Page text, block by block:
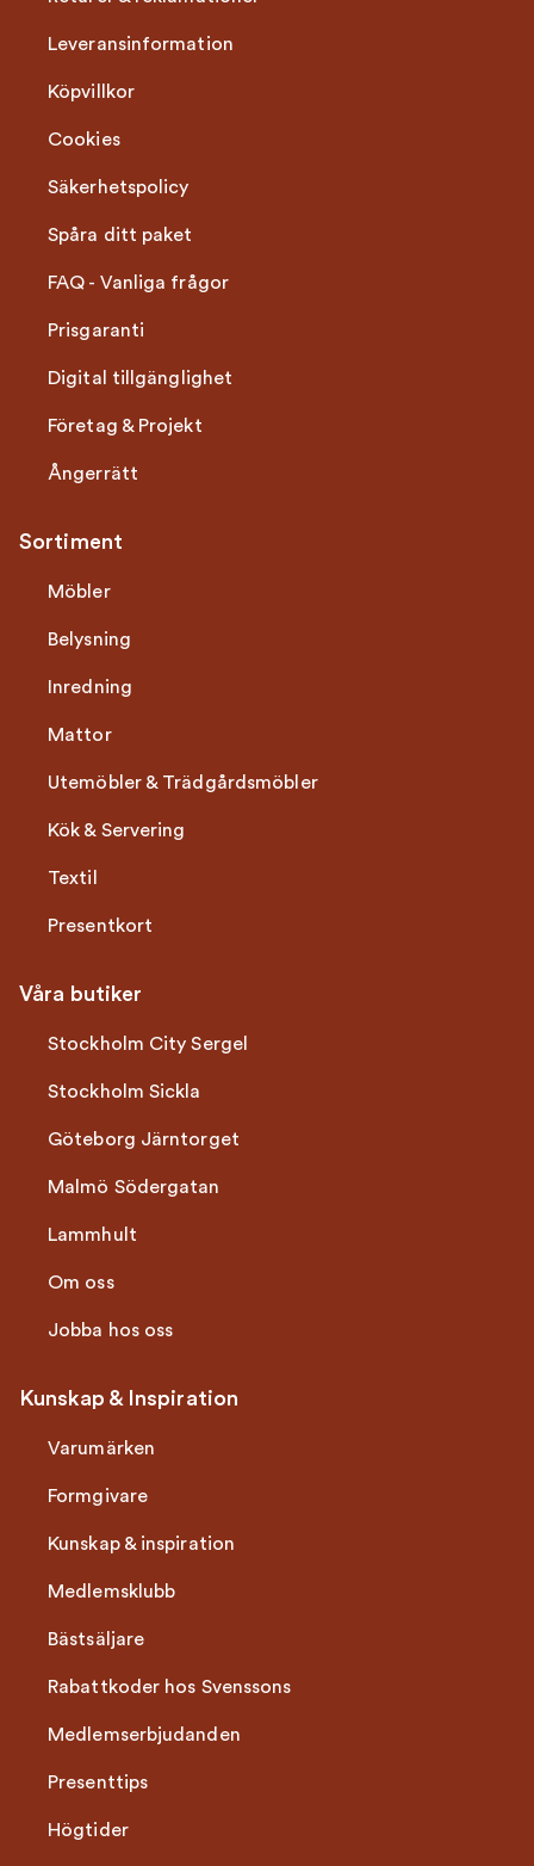
Leveransinformation
Köpvillkor
Cookies
Säkerhetspolicy
Spåra ditt paket
FAQ - Vanliga frågor
Prisgaranti
Digital tillgänglighet
Företag & Projekt
Ångerrätt
Sortiment
Möbler
Belysning
Inredning
Mattor
Utemöbler & Trädgårdsmöbler
Kök & Servering
Textil
Presentkort
Våra butiker
Stockholm City Sergel
Stockholm Sickla
Göteborg Järntorget
Malmö Södergatan
Lammhult
Om oss
Jobba hos oss
Kunskap & Inspiration
Varumärken
Formgivare
Kunskap & inspiration
Medlemsklubb
Bästsäljare
Rabattkoder hos Svenssons
Medlemserbjudanden
Presenttips
Högtider